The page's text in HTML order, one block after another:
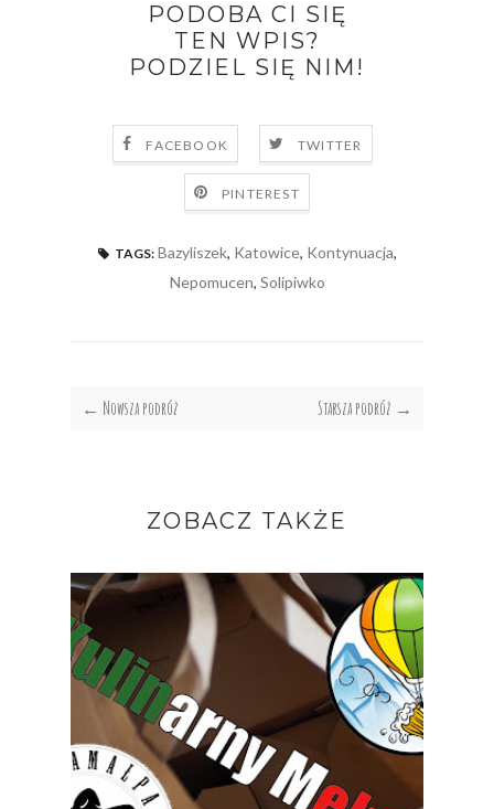
PODOBA CI SIĘ
TEN WPIS?
PODZIEL SIĘ NIM!
FACEBOOK TWITTER
PINTEREST
TAGS: Bazyliszek, Katowice, Kontynuacja,
Nepomucen, Solipiwko
← Nowsza podróż Starsza podróż →
ZOBACZ TAKŻE